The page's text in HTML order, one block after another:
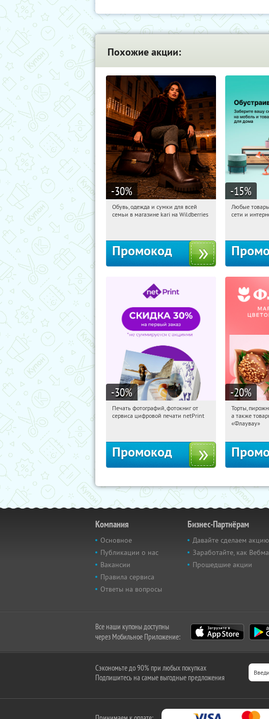
Похожие акции:
-30%
07:07:18 Получили:
Обувь, одежда и сумки для всей
семьи в магазине kari на Wildberries
Промокод
-15%
07:07:18
Любые
сети и
-30%
07:07:18 Получили:
Печать фотографий, фотокниг от
сервиса цифровой печати netPrint
Промокод
-20%
07:07:18
Россия
Торты,
а также
«Флаувау»
Компания
Основное
Публикации о нас
Вакансии
Правила сервиса
Ответы на вопросы
Бизнес-Партнёрам
Давайте сделаем
Заработайте, как
Прошедшие акции
Все наши купоны доступны
через Мобильное Приложение:
Сэкономьте до 90% при любых покупках
Подпишитесь на самые выгодные предложения